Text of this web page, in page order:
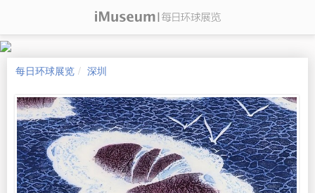
每日环球展览 深圳